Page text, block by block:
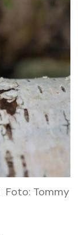
Foto: Tommy